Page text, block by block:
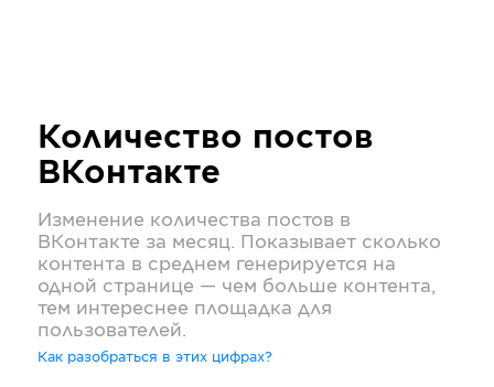
Количество постов
ВКонтакте
Изменение количества постов в
ВКонтакте за месяц. Показывает сколько
контента в среднем генерируется на
одной странице — чем больше контента,
тем интереснее площадка для
пользователей.
Как разобраться в этих цифрах?